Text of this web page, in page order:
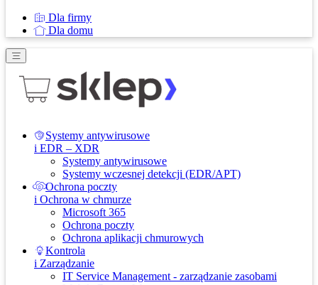
Dla firmy
Dla domu
Systemy antywirusowe
i EDR – XDR
Systemy antywirusowe
Systemy wczesnej detekcji (EDR/APT)
Ochrona poczty
i Ochrona w chmurze
Microsoft 365
Ochrona poczty
Ochrona aplikacji chmurowych
Kontrola
i Zarządzanie
IT Service Management - zarządzanie zasobami